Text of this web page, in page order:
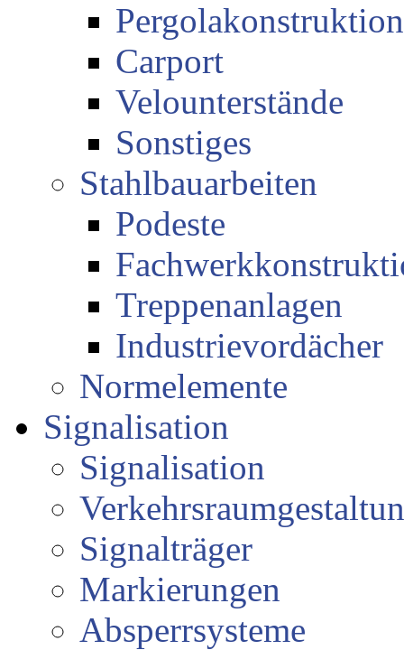
Carport
Velounterstände
Sonstiges
Stahlbauarbeiten
Podeste
Treppenanlagen
Industrievordächer
Normelemente
Signalisation
Signalisation
Signalträger
Markierungen
Absperrsysteme